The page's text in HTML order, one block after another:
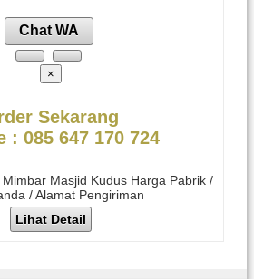
Chat WA
×
Sekarang
: 085 647 170 724
Masjid Kudus Harga Pabrik /
/ Alamat Pengiriman
Lihat Detail